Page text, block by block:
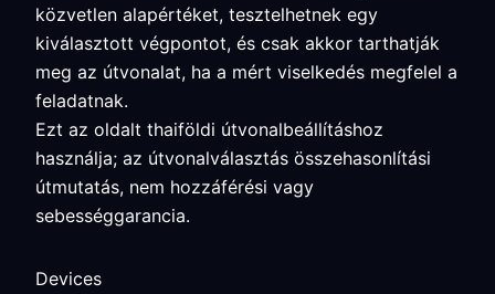
közvetlen alapértéket, tesztelhetnek egy
kiválasztott végpontot, és csak akkor tarthatják
meg az útvonalat, ha a mért viselkedés megfelel a
feladatnak.
Ezt az oldalt thaiföldi útvonalbeállításhoz
használja; az útvonalválasztás összehasonlítási
útmutatás, nem hozzáférési vagy
sebességgarancia.
Devices